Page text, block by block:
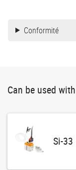
Conformité
Can be used with
Si-33